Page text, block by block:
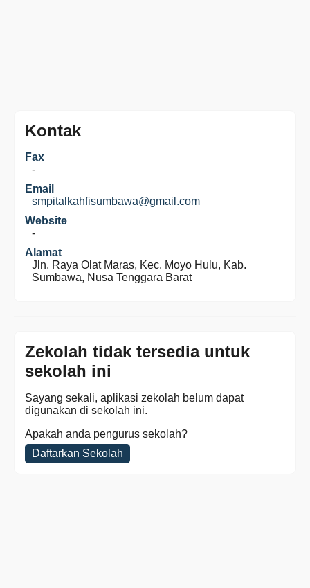
Kontak
Fax
-
Email
smpitalkahfisumbawa@gmail.com
Website
-
Alamat
Jln. Raya Olat Maras, Kec. Moyo Hulu, Kab.
Sumbawa, Nusa Tenggara Barat
Zekolah tidak tersedia untuk
sekolah ini
Sayang sekali, aplikasi zekolah belum dapat
digunakan di sekolah ini.
Apakah anda pengurus sekolah?
Daftarkan Sekolah